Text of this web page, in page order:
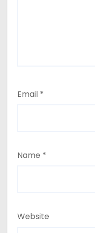
Email *
Name *
Website